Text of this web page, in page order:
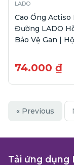
LADO
Cao Ống Actiso
Đường LADO
Bảo Vệ Gan |
74.000 ₫
« Previous
Tải ứng dụng